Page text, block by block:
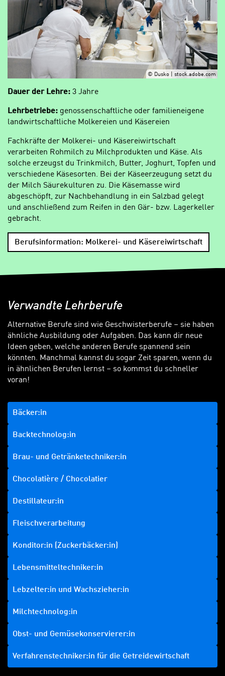
© Dusko | stock.adobe.com
Dauer der Lehre: 3 Jahre
Lehrbetriebe: genossenschaftliche oder familieneigene
landwirtschaftliche Molkereien und Käsereien
Fachkräfte der Molkerei- und Käsereiwirtschaft
verarbeiten Rohmilch zu Milchprodukten und Käse. Als
solche erzeugst du Trinkmilch, Butter, Joghurt, Topfen und
verschiedene Käsesorten. Bei der Käseerzeugung setzt du
der Milch Säurekulturen zu. Die Käsemasse wird
abgeschöpft, zur Nachbehandlung in ein Salzbad gelegt
und anschließend zum Reifen in den Gär- bzw. Lagerkeller
gebracht.
Berufsinformation: Molkerei- und Käsereiwirtschaft
Verwandte Lehrberufe
Alternative Berufe sind wie Geschwisterberufe – sie haben
ähnliche Ausbildung oder Aufgaben. Das kann dir neue
Ideen geben, welche anderen Berufe spannend sein
könnten. Manchmal kannst du sogar Zeit sparen, wenn du
in ähnlichen Berufen lernst – so kommst du schneller
voran!
Bäcker:in
Backtechnolog:in
Brau- und Getränketechniker:in
Chocolatière / Chocolatier
Destillateur:in
Fleischverarbeitung
Konditor:in (Zuckerbäcker:in)
Lebensmitteltechniker:in
Lebzelter:in und Wachszieher:in
Milchtechnolog:in
Obst- und Gemüsekonservierer:in
Verfahrenstechniker:in für die Getreidewirtschaft